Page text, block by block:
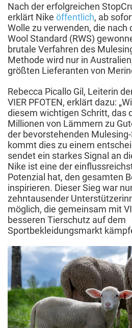
Nach der erfolgreichen
erklärt Nike öffentlich, ab
Wolle zu verwenden, die nach
Wool Standard (RWS)
brutale Verfahren des
Methode wird nur in
größten Lieferanten von
Rebecca Picallo Gil, Leiterin
VIER PFOTEN, erklärt dazu:
diesem wichtigen Schritt, das
Millionen von Lämmern zu
der bevorstehenden
kommt dies zu einem
sendet ein starkes Signal an
Nike ist eine der
Potenzial hat, den gesamten
inspirieren. Dieser Sieg war
zehntausender
möglich, die gemeinsam mit
besseren Tierschutz auf dem
Sportbekleidungsmarkt